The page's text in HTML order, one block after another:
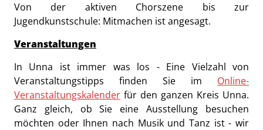
Von der aktiven Chorszene bis zur
Jugendkunstschule: Mitmachen ist angesagt.
Veranstaltungen
In Unna ist immer was los - Eine Vielzahl von
Veranstaltungstipps finden Sie im Online-
Veranstaltungskalender für den ganzen Kreis Unna.
Ganz gleich, ob Sie eine Ausstellung besuchen
möchten oder Ihnen nach Musik und Tanz ist - wir